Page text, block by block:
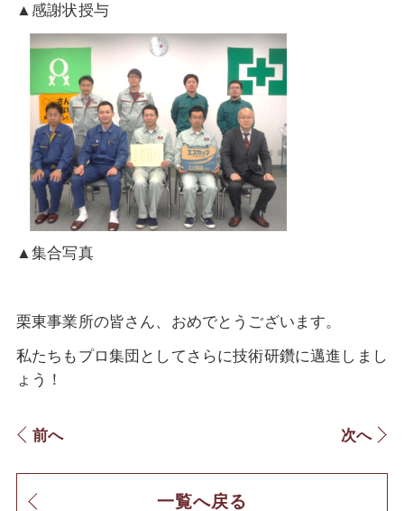
▲感謝状授与
▲集合写真
栗東事業所の皆さん、おめでとうございます。
私たちもプロ集団としてさらに技術研鑽に邁進しまし
ょう！
前へ 次へ
一覧へ戻る